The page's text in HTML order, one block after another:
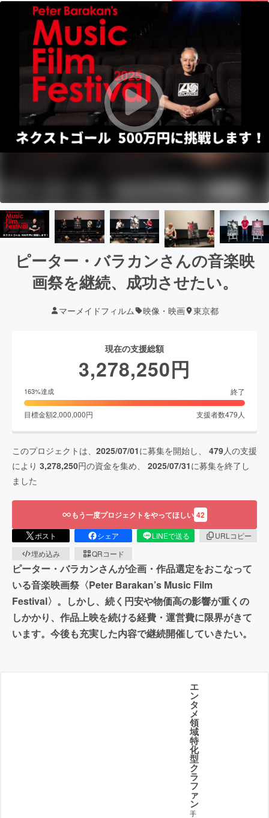
ピーター・バラカンさんの音楽映
画祭を継続、成功させたい。
マーメイドフィルム 映像・映画 東京都
現在の支援総額
3,278,250円
163%達成 終了
目標金額2,000,000円 支援者数479 人
このプロジェクトは、 2025/07/01に募集を開始し、 479人の支援
により 3,278,250円の資金を集め、 2025/07/31に募集を終了し
ました
もう一度プロジェクトをやってほしい 42
ポスト シェア LINEで送る
URLコピー
埋め込み
QRコード
ピーター・バラカンさんが企画・作品選定をおこなって
いる音楽映画祭〈Peter Barakan’s Music Film
Festival〉。しかし、続く円安や物価高の影響が重くの
しかかり、作品上映を続ける経費・運営費に限界がきて
います。今後も充実した内容で継続開催していきたい。
エ
ン
タ
メ
領
域
特
化
型
ク
ラ
フ
ァ
ン
手